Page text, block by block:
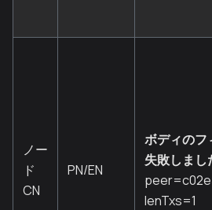
ノー
ド
CN
PN/EN
ボディのフ
失敗しまし
lenTxs=1